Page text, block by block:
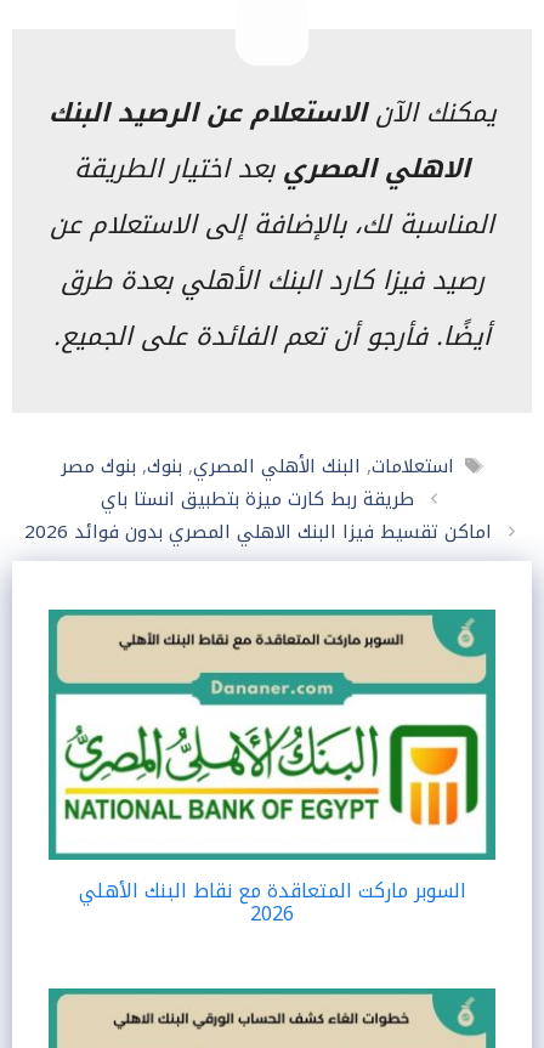
يمكنك الآنالاستعلام عن الرصيد البنك
الاهلي المصريبعد اختيار الطريقة
المناسبة لك، بالإضافة إلى الاستعلام عن
رصيد فيزا كارد البنك الأهلي بعدة طرق
أيضًا. فأرجو أن تعم الفائدة على الجميع.
الوسوم
استعلامات, البنك الأهلي المصري, بنوك, بنوك مصر
طريقة ربط كارت ميزة بتطبيق انستا باي
اماكن تقسيط فيزا البنك الاهلي المصري بدون فوائد 2026
السوبر ماركت المتعاقدة مع نقاط البنك الأهلي
2026